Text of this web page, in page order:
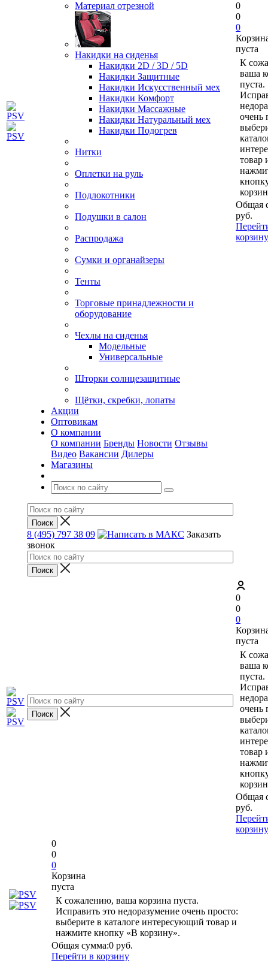
Материал отрезной
Накидки на сиденья
Накидки 2D / 3D / 5D
Накидки Защитные
Накидки Искусственный мех
Накидки Комфорт
Накидки Массажные
Накидки Натуральный мех
Накидки Подогрев
Нитки
Оплетки на руль
Подлокотники
Подушки в салон
Распродажа
Сумки и органайзеры
Тенты
Торговые принадлежности и
оборудование
Чехлы на сиденья
Модельные
Универсальные
Шторки солнцезащитные
Щётки, скребки, лопаты
Акции
Оптовикам
О компании
О компании Бренды Новости Отзывы
Видео Вакансии Дилеры
Магазины
8 (495) 797 38 09
Заказать
звонок
0
0
0
пуста
К
ваша
пуста.
очень
товар
Общая
руб.
корзину
0
0
0
пуста
К
ваша
пуста.
очень
товар
Общая
руб.
корзину
0
0
0
Корзина
пуста
К сожалению, ваша корзина пуста.
Исправить это недоразумение очень просто:
выберите в каталоге интересующий товар и
нажмите кнопку «В корзину».
Общая сумма:0 руб.
Перейти в корзину